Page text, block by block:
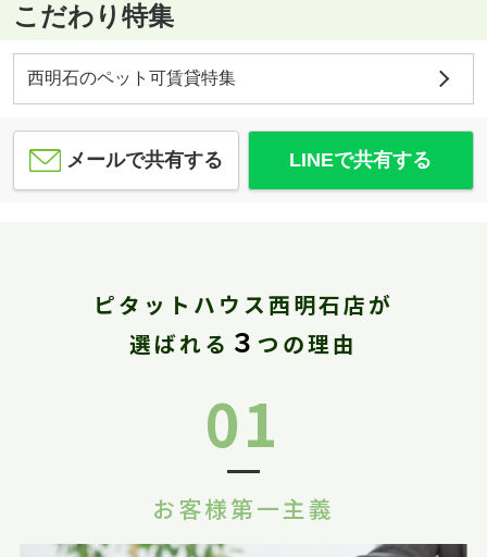
こだわり特集
西明石のペット可賃貸特集
メールで共有する LINEで共有する
ピタットハウス西明石店が
選ばれる ３ つの理由
01
お客様第一主義